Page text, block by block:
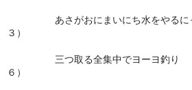
お問い合わせ
俳句を始めたい人に
あさがおにまいにち水をやるに
３）
三つ取る全集中でヨーヨ釣
６）